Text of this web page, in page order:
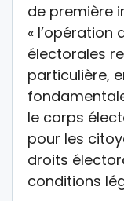
de première
« l’opération
électorales
particulière,
le corps
pour les
droits
conditions